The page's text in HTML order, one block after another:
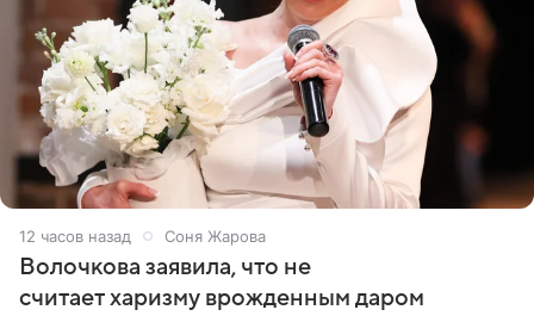
12 часов назад Соня Жарова
Волочкова заявила, что не
считает харизму врожденным даром